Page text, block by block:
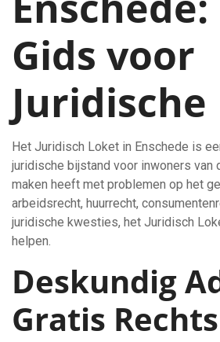
Gids voor
Het Juridisch Loket in Enschede is
juridische bijstand voor inwoners van
maken heeft met problemen op het
arbeidsrecht, huurrecht,
juridische kwesties, het Juridisch
helpen.
Deskundig
Gratis